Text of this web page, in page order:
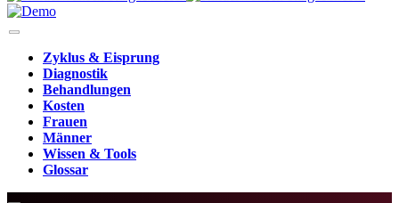
Zyklus & Eisprung
Diagnostik
Behandlungen
Kosten
Frauen
Männer
Wissen & Tools
Glossar